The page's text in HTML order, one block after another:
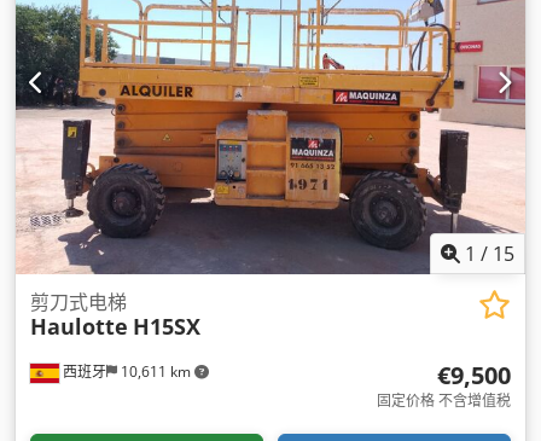
1 / 15
西班牙 10,611 km
剪刀式电梯
Haulotte H15SX
€9,500
固定价格 不含增值税